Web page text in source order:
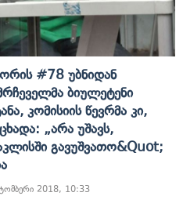
#78 Უბნიდან
Ბიულეტენი
Კომისიის Წევრმა Კი,
„არა Უშავს,
Გავუშვათო&quot;
2018, 10:33